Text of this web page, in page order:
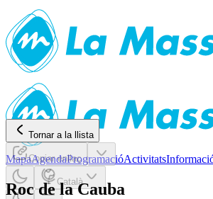
MapaAgendaProgramacióActivitats
Català
Tornar a la llista
Copiar enllaç
Roc de la Cauba